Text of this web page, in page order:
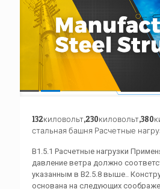
стальная башня Расчетные
B1.5.1 Расчетные нагрузки
давление ветра должно
указанным в B2.5.8 выше..
основана на следующих